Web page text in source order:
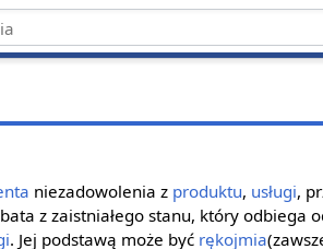
niezadowolenia z produktu, usługi,
z zaistniałego stanu, który odbiega
. Jej podstawą może być rękojmia